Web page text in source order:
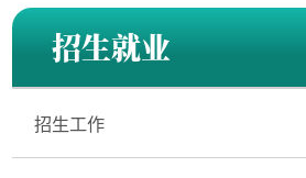
招生就业
招生工作